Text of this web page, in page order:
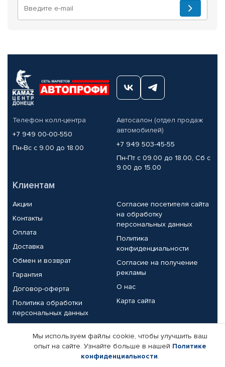
Телефон колл-центра
+7 949 00-00-550
Пн-Вс с 9.00 до 18.00
Автосалон (отдел продаж
автомобилей)
+7 949 503-45-55
Пн-Пт с 09.00 до 18.00, Сб с
9.00 до 15.00
Клиентам
Акции
Контакты
Оплата
Доставка
Обмен и возврат
Гарантия
Договор-оферта
Политика обработки
персональных данных
Согласие посетителя сайта
на обработку
персональных данных
Политика
конфиденциальности
Согласие на получение
рекламы
О нас
Карта сайта
Партнерам
Корпоративным клиентам
Реквизиты компании
Мы используем файлы cookie, чтобы улучшить ваш
опыт на сайте. Узнайте больше в нашей Политике
конфиденциальности.